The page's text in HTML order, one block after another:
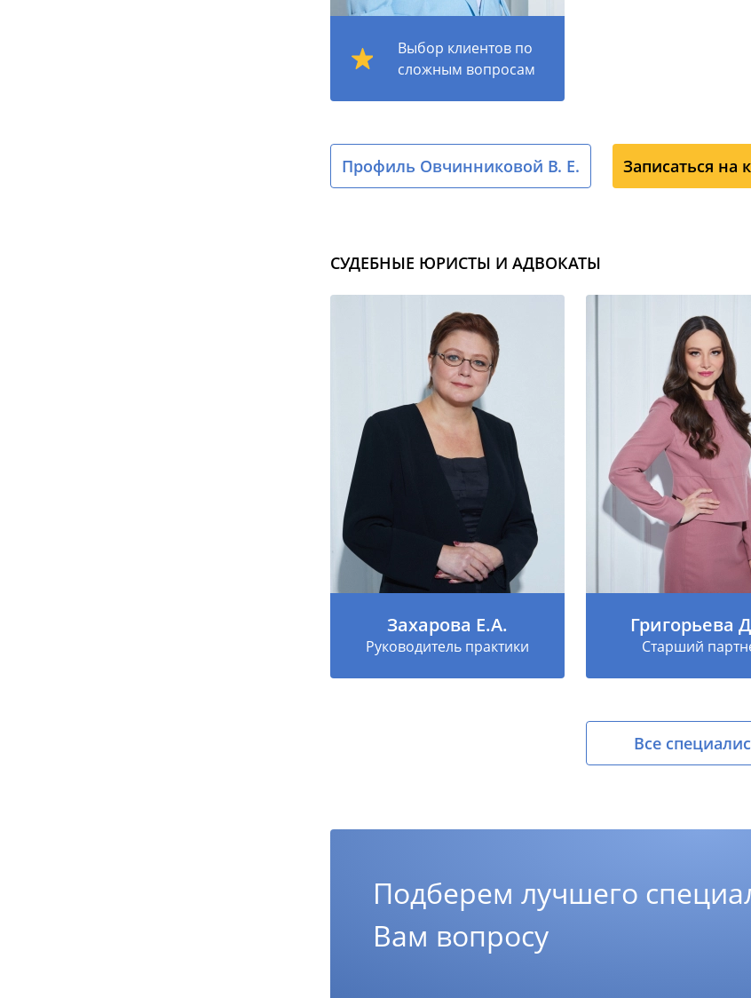
Выбор клиентов по
сложным вопросам
Профиль Овчинниковой В. Е. Записаться на
СУДЕБНЫЕ ЮРИСТЫ И АДВОКАТЫ
Захарова Е.А.
Руководитель практики
Григорьева
Старший
Все
Подберем лучшего
Вам вопросу